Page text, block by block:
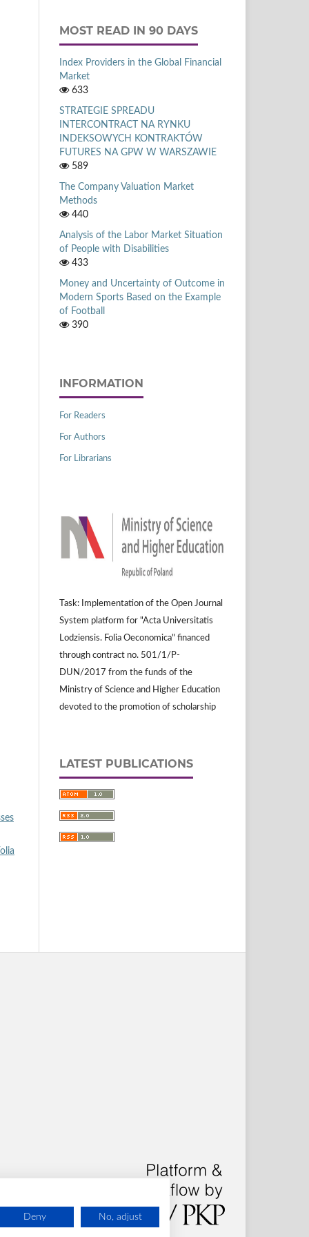
Deny No, adjust
MOST READ IN 90 DAYS
Index Providers in the Global Financial
Market
633
STRATEGIE SPREADU
INTERCONTRACT NA RYNKU
INDEKSOWYCH KONTRAKTÓW
FUTURES NA GPW W WARSZAWIE
589
The Company Valuation Market
Methods
440
Analysis of the Labor Market Situation
of People with Disabilities
433
Money and Uncertainty of Outcome in
Modern Sports Based on the Example
of Football
390
INFORMATION
For Readers
For Authors
For Librarians
Task: Implementation of the Open Journal
System platform for "Acta Universitatis
Lodziensis. Folia Oeconomica" financed
through contract no. 501/1/P-
DUN/2017 from the funds of the
Ministry of Science and Higher Education
devoted to the promotion of scholarship
LATEST PUBLICATIONS